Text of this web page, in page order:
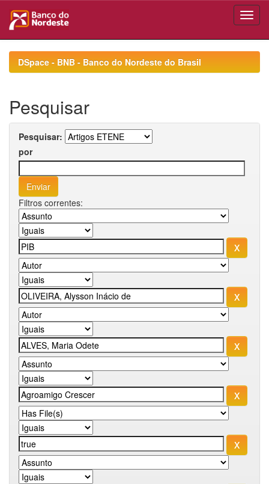
navigationDSpace - BNB - Banco do Nordeste do Brasil
Pesquisar
Pesquisar:
por
Filtros correntes: